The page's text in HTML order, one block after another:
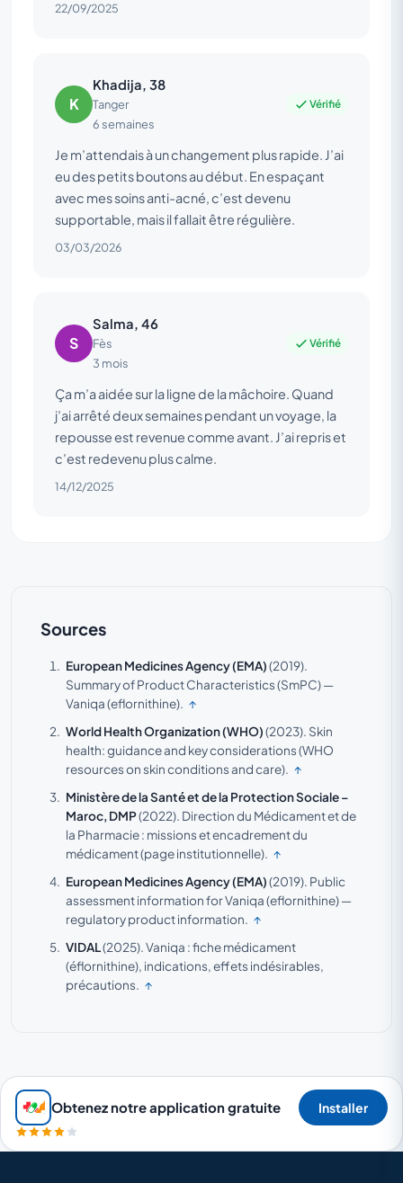
22/09/2025
K
Khadija, 38
Tanger
6 semaines
Vérifié
Je m’attendais à un changement plus rapide. J’ai
eu des petits boutons au début. En espaçant
avec mes soins anti-acné, c’est devenu
supportable, mais il fallait être régulière.
03/03/2026
S
Salma, 46
Fès
3 mois
Vérifié
Ça m’a aidée sur la ligne de la mâchoire. Quand
j’ai arrêté deux semaines pendant un voyage, la
repousse est revenue comme avant. J’ai repris et
c’est redevenu plus calme.
14/12/2025
Sources
European Medicines Agency (EMA)(2019).
Summary of Product Characteristics (SmPC) —
Vaniqa (eflornithine). ↑
World Health Organization (WHO)(2023). Skin
health: guidance and key considerations (WHO
resources on skin conditions and care). ↑
Ministère de la Santé et de la Protection Sociale –
Maroc, DMP(2022). Direction du Médicament et de
la Pharmacie : missions et encadrement du
médicament (page institutionnelle). ↑
European Medicines Agency (EMA)(2019). Public
assessment information for Vaniqa (eflornithine) —
regulatory product information. ↑
VIDAL(2025).Vaniqa : fiche médicament
(éflornithine), indications, effets indésirables,
précautions. ↑
Obtenez notre application gratuite Installer